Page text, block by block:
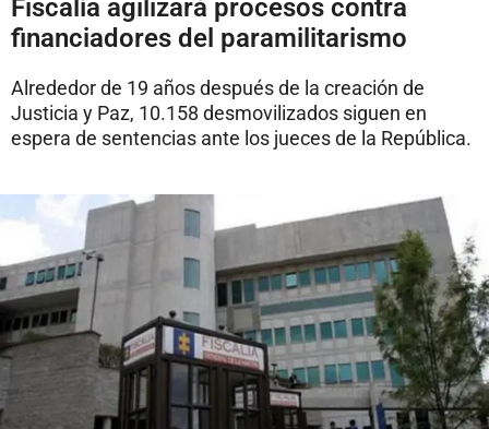
Fiscalía agilizará procesos contra
financiadores del paramilitarismo
Alrededor de 19 años después de la creación de
Justicia y Paz, 10.158 desmovilizados siguen en
espera de sentencias ante los jueces de la República.